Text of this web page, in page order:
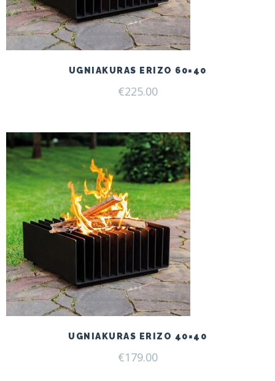
UGNIAKURAS ERIZO 60×40
€225.00
UGNIAKURAS ERIZO 40×40
€179.00